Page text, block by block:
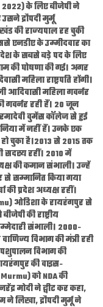
2022) के लिए बीजेपी ने
द्रौपदी मुर्मू
की राज्‍यपाल रह चुकी
एनडीए के उम्‍मीदवार का
देश के सबसे बड़े पद के लिए
की घोषणा की गई। अगर
महिला राष्ट्रपति होंगी।
आदिवासी महिला गवर्नर
गवर्नर रही हैं। 20 जून
वुमेंस कॉलेज से हुई
में नहीं हैं। उनके एक
हो चुका है।2013 से 2015 तक
सदस्य रहीं। 2010 में
की कमान संभाली। उन्‍हें
से सम्मानित किया गया
की प्रदेश अध्यक्ष रहीं।
ओडिशा के रायरंगपुर से
की राष्ट्रीय
संभाली। 2000-
विभाग की मंत्री रही
विभाग की
की वाइस-
को NDA की
मोदी ने ट्वीट कर कहा,
ने लिखा, द्रौपदी मुर्मू ने